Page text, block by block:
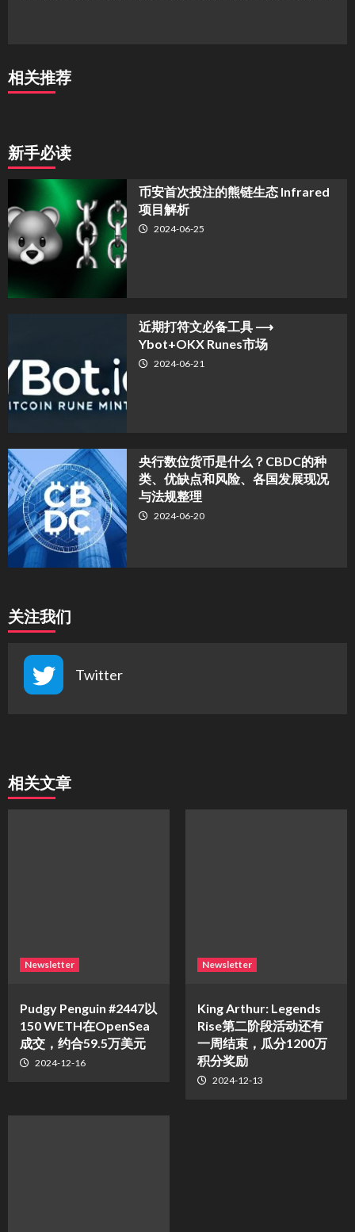
相关推荐
新手必读
币安首次投注的熊链生态 Infrared
项目解析
2024-06-25
近期打符文必备工具 ⟶
Ybot+OKX Runes市场
2024-06-21
央行数位货币是什么？CBDC的种
类、优缺点和风险、各国发展现况
与法规整理
2024-06-20
关注我们
Twitter
相关文章
Newsletter
Pudgy Penguin #2447以
150 WETH在OpenSea
成交，约合59.5万美元
2024-12-16
Newsletter
King Arthur: Legends
Rise第二阶段活动还有
一周结束，瓜分1200万
积分奖励
2024-12-13